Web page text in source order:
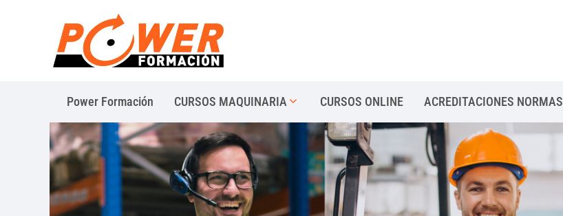
Power Formación CURSOS MAQUINARIA CURSOS ONLINE ACREDITACIONES NORMAS